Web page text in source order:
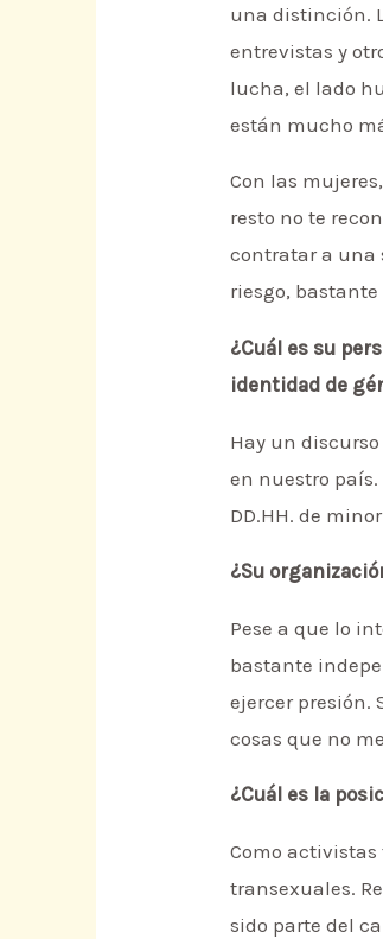
una distinción.
entrevistas y
lucha, el lado
están mucho
Con las
resto no te
contratar a una
riesgo,
¿Cuál es su
identidad de
Hay un
en nuestro
DD.HH. de
¿Su
Pese a que lo
bastante
ejercer presión.
cosas que no
¿Cuál es la
Como
transexuales.
sido parte del